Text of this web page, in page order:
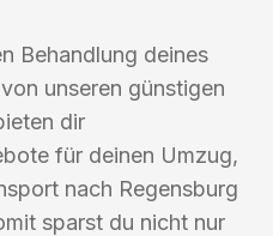
Behandlung deines
unseren günstigen
dir
für deinen Umzug,
nach Regensburg
sparst du nicht nur